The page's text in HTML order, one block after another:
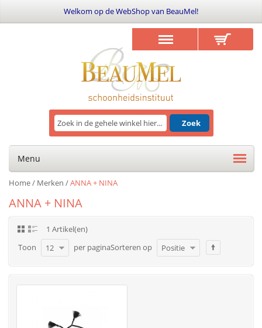
Welkom op de WebShop van BeauMel!
Zoek
Menu
Home/ Merken /ANNA + NINA
ANNA + NINA
1 Artikel(en)
Toon
12 per paginaSorteren op Positie